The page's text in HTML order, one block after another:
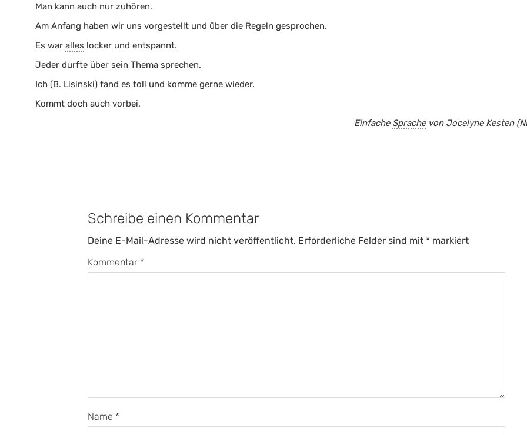
Man kann auch nur zuhören.
Am Anfang haben wir uns vorgestellt und über die Regeln gesprochen.
Es war alles locker und entspannt.
Jeder durfte über sein Thema sprechen.
Ich (B. Lisinski) fand es toll und komme gerne wieder.
Kommt doch auch vorbei.
Einfache Sprachevon Jocelyne Kesten
Schreibe einen Kommentar
Deine E-Mail-Adresse wird nicht veröffentlicht. Erforderliche Felder sind mit * markiert
Kommentar *
Name *